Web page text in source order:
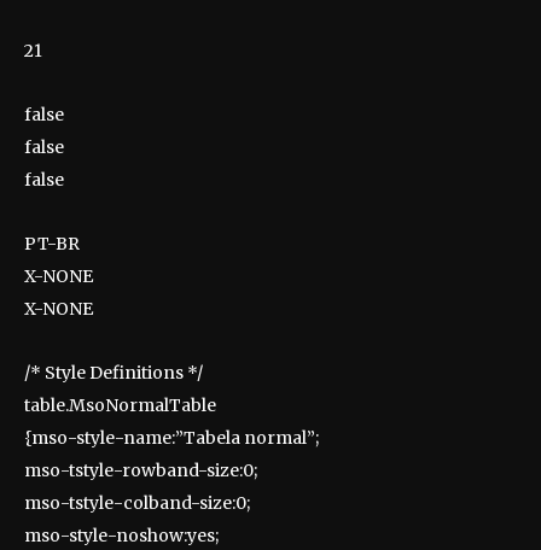
21
false
false
false
PT-BR
X-NONE
X-NONE
/* Style Definitions */
table.MsoNormalTable
{mso-style-name:”Tabela normal”;
mso-tstyle-rowband-size:0;
mso-tstyle-colband-size:0;
mso-style-noshow:yes;